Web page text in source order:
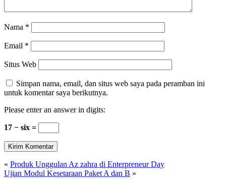
Nama *
Email *
Situs Web
Simpan nama, email, dan situs web saya pada peramban ini
untuk komentar saya berikutnya.
Please enter an answer in digits:
17 − six =
« Produk Unggulan Az zahra di Enterpreneur Day
Ujian Modul Kesetaraan Paket A dan B »